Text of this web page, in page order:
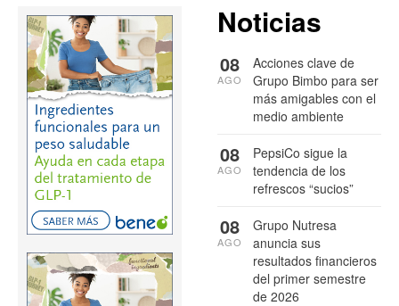
Noticias
Acciones clave de
Grupo Bimbo para ser
más amigables con el
medio ambiente
08
AGO
PepsiCo sigue la
tendencia de los
refrescos “sucios”
08
AGO
Grupo Nutresa
anuncia sus
resultados financieros
del primer semestre
de 2026
08
AGO